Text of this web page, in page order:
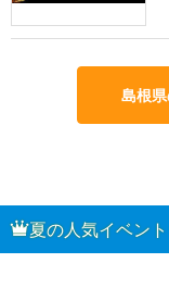
島根
夏の人気イベン